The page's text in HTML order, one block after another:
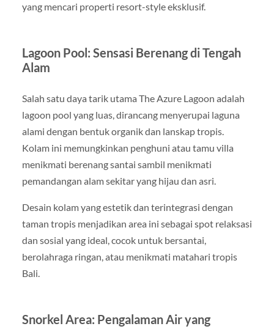
yang mencari properti resort-style eksklusif.
Lagoon Pool: Sensasi Berenang di Tengah
Alam
Salah satu daya tarik utama The Azure Lagoon adalah
lagoon pool yang luas, dirancang menyerupai laguna
alami dengan bentuk organik dan lanskap tropis.
Kolam ini memungkinkan penghuni atau tamu villa
menikmati berenang santai sambil menikmati
pemandangan alam sekitar yang hijau dan asri.
Desain kolam yang estetik dan terintegrasi dengan
taman tropis menjadikan area ini sebagai spot relaksasi
dan sosial yang ideal, cocok untuk bersantai,
berolahraga ringan, atau menikmati matahari tropis
Bali.
Snorkel Area: Pengalaman Air yang